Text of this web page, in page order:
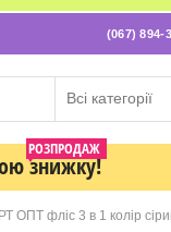
(067) 894-
знижку!
РОЗПРОДАЖ
ОПТ фліс 3 в 1 колір